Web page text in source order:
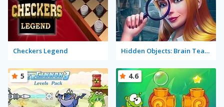
Checkers Legend Hidden Objects: Brain Teaser
5 4.6